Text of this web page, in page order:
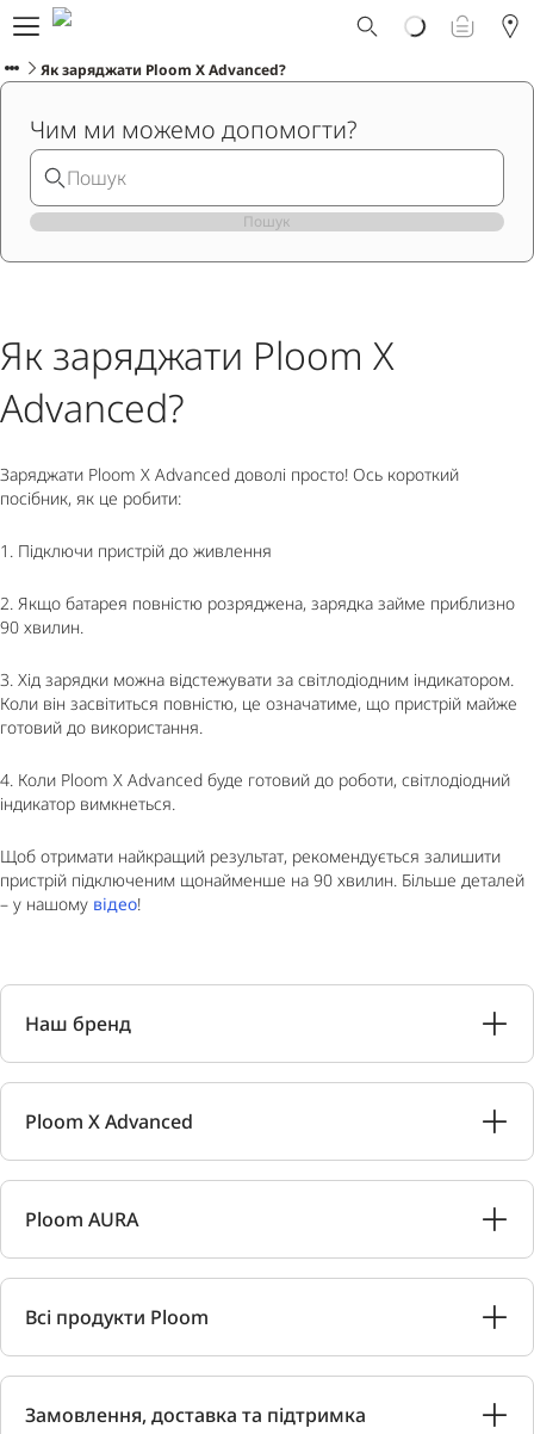
Що таке Ploom AURA?
Каталог
Програма Смарт Апгрейд
Служба підтримки Ploom
Прокат пристрою Ploom AURA
Фірмові магазини
УКРАЇНСЬКА
Як заряджати Ploom X Advanced?
Чим ми можемо допомогти?
Пошук
Як заряджати Ploom X
Advanced?
Заряджати Ploom X Advanced доволі просто! Ось короткий
посібник, як це робити:
1. Підключи пристрій до живлення
2. Якщо батарея повністю розряджена, зарядка займе приблизно
90 хвилин.
3. Хід зарядки можна відстежувати за світлодіодним індикатором.
Коли він засвітиться повністю, це означатиме, що пристрій майже
готовий до використання.
4. Коли Ploom X Advanced буде готовий до роботи, світлодіодний
індикатор вимкнеться.
Щоб отримати найкращий результат, рекомендується залишити
пристрій підключеним щонайменше на 90 хвилин. Більше деталей
– у нашому відео!
Наш бренд
Ploom X Advanced
Ploom AURA
Всі продукти Ploom
Замовлення, доставка та підтримка